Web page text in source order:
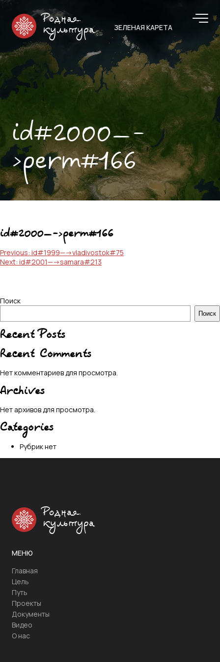
Родная
культура
ЗЕЛЕНАЯ КАРЕТА
id#2000—-
>perm#166
id#2000—->perm#166
Навигация
по
Previous: id#1999—->vladivostok#75
Next: id#2001—->samara#213
Поиск
Поиск
Recent Posts
Recent Comments
Нет комментариев для просмотра.
Archives
Нет архивов для просмотра.
Categories
Рубрик нет
Родная
культура
МЕНЮ
Главная
Цель
Путь
Проекты
Документы
Видео
О нас